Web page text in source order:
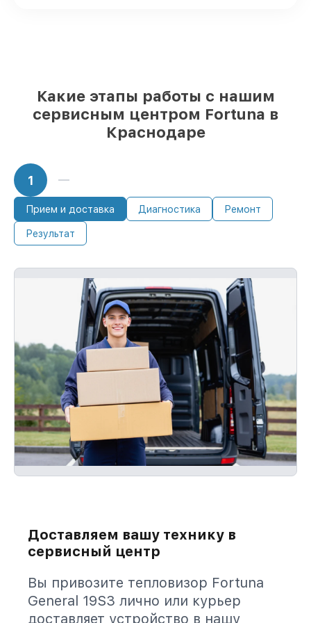
Какие этапы работы с нашим
сервисным центром Fortuna в
Краснодаре
1
Прием и доставка Диагностика Ремонт
Результат
Доставляем вашу технику в
сервисный центр
Вы привозите тепловизор Fortuna
General 19S3 лично или курьер
доставляет устройство в нашу